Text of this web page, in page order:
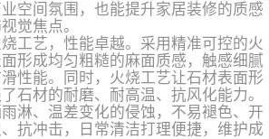
空间氛围，也能提升家居装修的质感
觉焦点。
工艺，性能卓越。采用精准可控的火
形成均匀粗糙的麻面质感，触感细腻
性能。同时，火烧工艺让石材表面形
石材的耐磨、耐高温、抗风化能力。
淋、温差变化的侵蚀，不易褪色、开
抗冲击，日常清洁打理便捷，维护成